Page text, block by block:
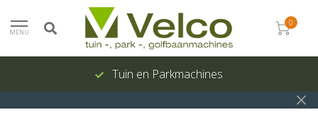
MENU
0
Onderhoud en reparatie